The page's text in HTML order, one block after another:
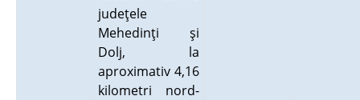
judeţele
Mehedinţi şi
Dolj, la
aproximativ 4,16
kilometri nord-